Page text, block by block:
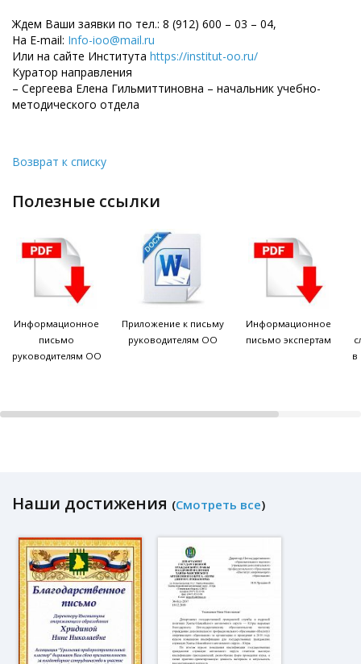
Ждем Ваши заявки по тел.: 8 (912) 600 – 03 – 04,
На E-mail: Info-ioo@mail.ru
Или на сайте Института https://institut-oo.ru/
Куратор направления
– Сергеева Елена Гильмиттиновна – начальник учебно-
методического отдела
Возврат к списку
полезные ссылки
Информационное
письмо
руководителям ОО
Приложение к письму
руководителям ОО
Информационное
письмо экспертам
в
Наши достижения (Смотреть все)